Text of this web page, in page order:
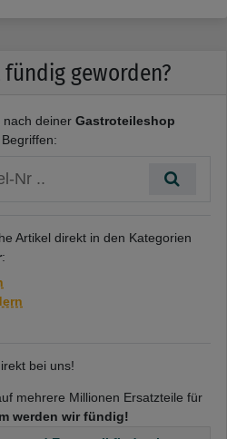
L3 jeweils 14 mm, 50 mm und 14
Ihre Spülmaschine in optimaler
effiziente Reinigung Ihrer
Verlassen Sie sich auf
geworden?
nach deiner Gastroteileshop
Artikel direkt in den Kategorien
:
bei uns!
mehrere Millionen Ersatzteile für
werden wir fündig!